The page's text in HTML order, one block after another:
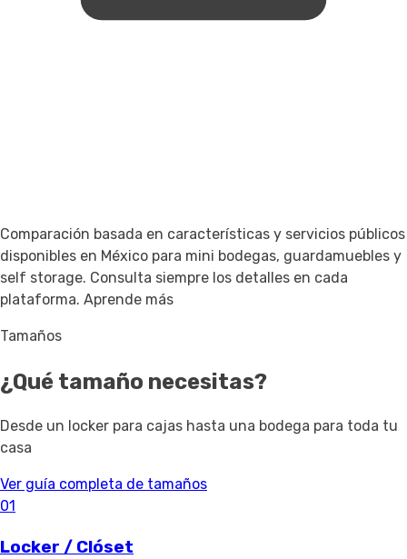
Comparación basada en características y servicios públicos
disponibles en México para mini bodegas, guardamuebles y
self storage. Consulta siempre los detalles en cada
plataforma. Aprende más
Tamaños
¿Qué tamaño necesitas?
Desde un locker para cajas hasta una bodega para toda tu
casa
Ver guía completa de tamaños
01
Locker / Clóset